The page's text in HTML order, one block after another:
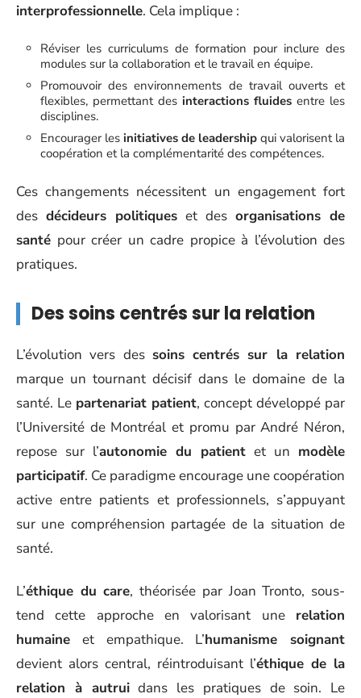
interprofessionnelle. Cela implique :
Réviser les curriculums de formation pour inclure des
modules sur la collaboration et le travail en équipe.
Promouvoir des environnements de travail ouverts et
flexibles, permettant des interactions fluides entre les
disciplines.
Encourager les initiatives de leadership qui valorisent la
coopération et la complémentarité des compétences.
Ces changements nécessitent un engagement fort
des décideurs politiques et des organisations de
santé pour créer un cadre propice à l’évolution des
pratiques.
Des soins centrés sur la relation
L’évolution vers des soins centrés sur la relation
marque un tournant décisif dans le domaine de la
santé. Le partenariat patient, concept développé par
l’Université de Montréal et promu par André Néron,
repose sur l’autonomie du patient et un modèle
participatif. Ce paradigme encourage une coopération
active entre patients et professionnels, s’appuyant
sur une compréhension partagée de la situation de
santé.
L’éthique du care, théorisée par Joan Tronto, sous-
tend cette approche en valorisant une relation
humaine et empathique. L’humanisme soignant
devient alors central, réintroduisant l’éthique de la
relation à autruidans les pratiques de soin. Le